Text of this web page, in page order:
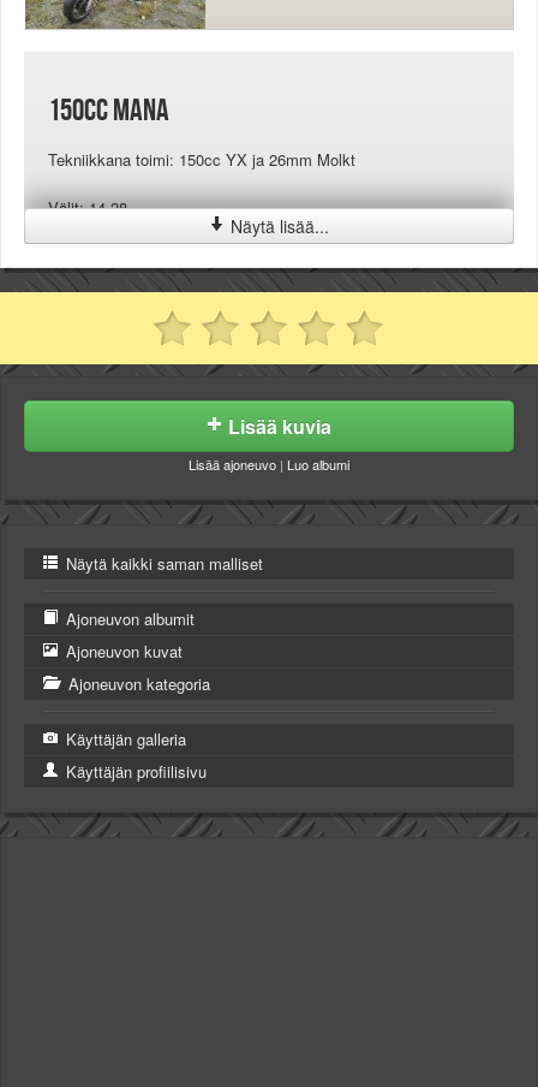
Näytä lisää...
150cc mana
Tekniikkana toimi: 150cc YX ja 26mm Molkt
Välit: 14-28
Lisää kuvia
Lisää ajoneuvo | Luo albumi
Näytä kaikki saman malliset
Ajoneuvon albumit
Ajoneuvon kuvat
Ajoneuvon kategoria
Käyttäjän galleria
Käyttäjän profiilisivu